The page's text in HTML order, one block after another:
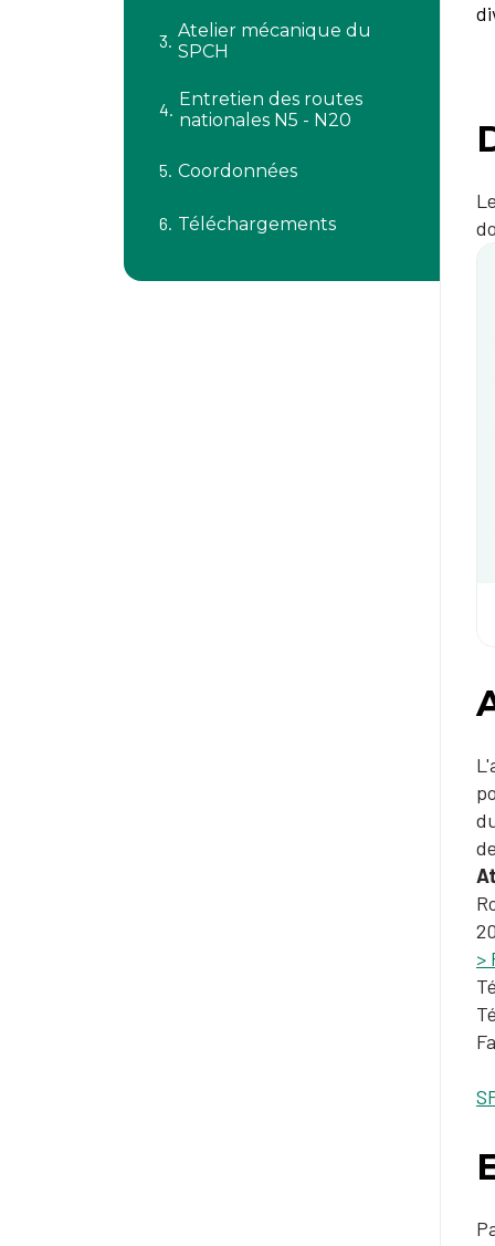
Atelier mécanique du
SPCH
Entretien des routes
nationales N5 - N20
Coordonnées
Téléchargements
>